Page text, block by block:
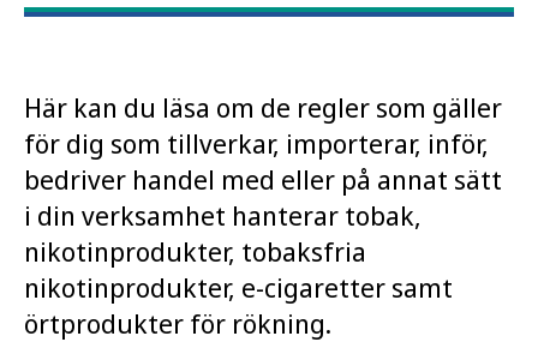
Här kan du läsa om de regler som gäller
för dig som tillverkar, importerar, inför,
bedriver handel med eller på annat sätt
i din verksamhet hanterar tobak,
nikotinprodukter, tobaksfria
nikotinprodukter, e-cigaretter samt
örtprodukter för rökning.